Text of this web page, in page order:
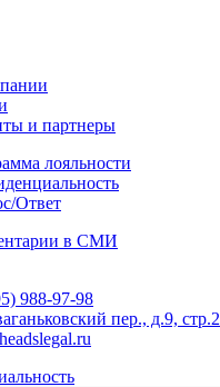
и партнеры
лояльности
Ответ
в СМИ
988-97-98
пер., д.9, стр.2